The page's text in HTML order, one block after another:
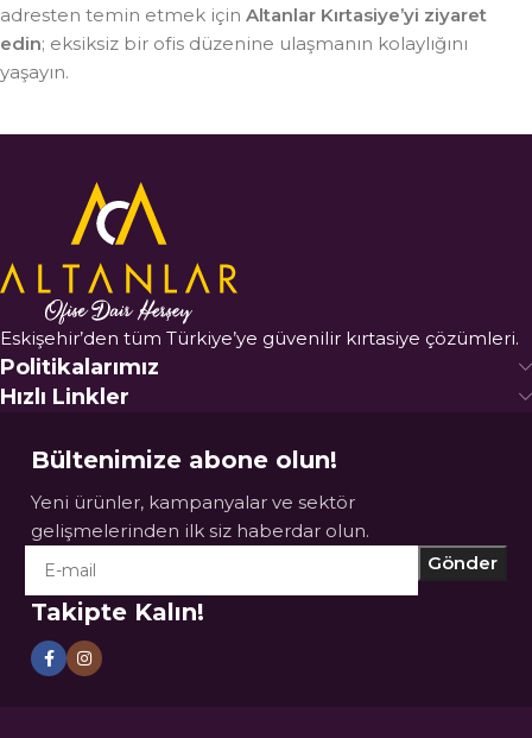
adresten temin etmek için Altanlar Kırtasiye’yi ziyaret
edin; eksiksiz bir ofis düzenine ulaşmanın kolaylığını
yaşayın.
Eskişehir’den tüm Türkiye’ye güvenilir kırtasiye çözümleri.
Politikalarımız
Hızlı Linkler
Bültenimize abone olun!
Yeni ürünler, kampanyalar ve sektör
gelişmelerinden ilk siz haberdar olun.
Takipte Kalın!